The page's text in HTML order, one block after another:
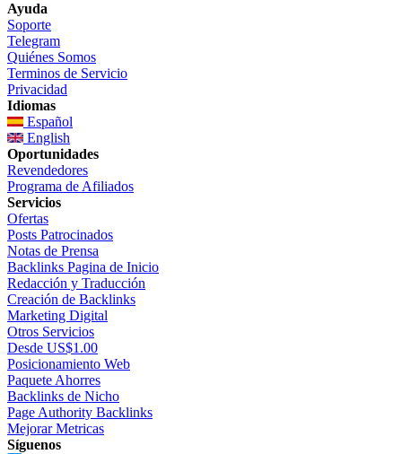
Ayuda
Soporte
Telegram
Quiénes Somos
Terminos de Servicio
Privacidad
Idiomas
Español
English
Oportunidades
Revendedores
Programa de Afiliados
Servicios
Ofertas
Posts Patrocinados
Notas de Prensa
Backlinks Pagina de Inicio
Redacción y Traducción
Creación de Backlinks
Marketing Digital
Otros Servicios
Desde US$1.00
Posicionamiento Web
Paquete Ahorres
Backlinks de Nicho
Page Authority Backlinks
Mejorar Metricas
Síguenos